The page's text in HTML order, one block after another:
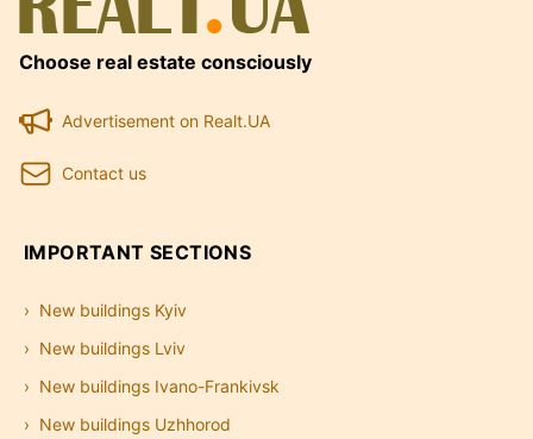
Choose real estate consciously
Advertisement on Realt.UA
Contact us
IMPORTANT SECTIONS
New buildings Kyiv
New buildings Lviv
New buildings Ivano-Frankivsk
New buildings Uzhhorod